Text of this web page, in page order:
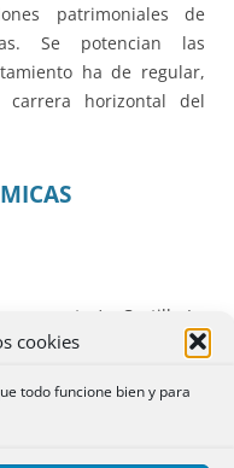
cookies
todo funcione bien y para
patrimoniales de
Se potencian las
ha de regular,
horizontal del
Castilla-La
Cataluña (alquiler),
(ordenación del